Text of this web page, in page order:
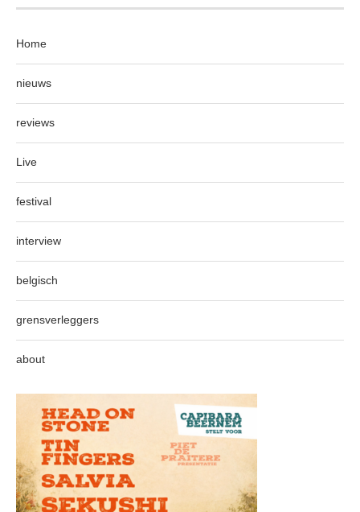
Home
nieuws
reviews
Live
festival
interview
belgisch
grensverleggers
about